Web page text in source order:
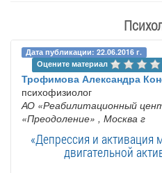
Дата публикации: 22.06.2016 г.
Оцените материал
Трофимова Александра
психофизиолог
АО «Реабилитационный
«Преодоление» , Москва г
«Депрессия и активация
двигательной